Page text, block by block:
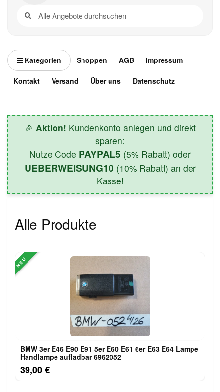
Kategorien Shoppen AGB Impressum
Kontakt Versand Über uns Datenschutz
🎉 Aktion! Kundenkonto anlegen und direkt
sparen:
Nutze Code PAYPAL5 (5% Rabatt) oder
UEBERWEISUNG10 (10% Rabatt) an der
Kasse!
Alle Produkte
NEU
BMW 3er E46 E90 E91 5er E60 E61 6er E63 E64 Lampe
Handlampe aufladbar 6962052
39,00 €